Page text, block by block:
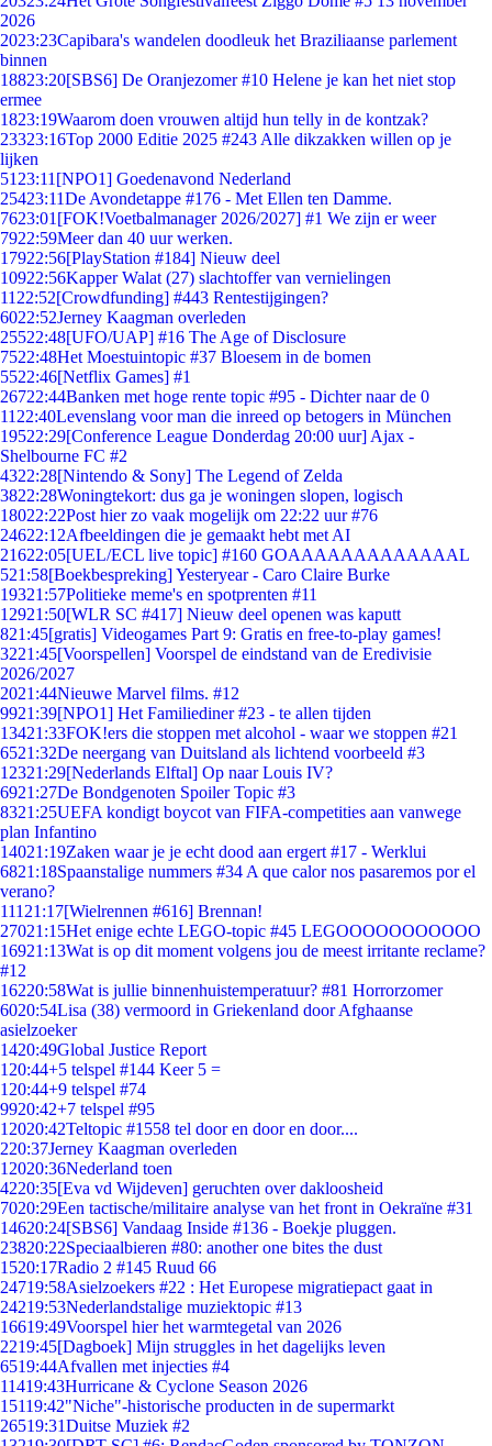
2026
2023:23Capibara's wandelen doodleuk het Braziliaanse parlement
binnen
18823:20[SBS6] De Oranjezomer #10 Helene je kan het niet stop
ermee
1823:19Waarom doen vrouwen altijd hun telly in de kontzak?
23323:16Top 2000 Editie 2025 #243 Alle dikzakken willen op je
lijken
51 23:11 [NPO1] Goedenavond Nederland
25423:11De Avondetappe #176 - Met Ellen ten Damme.
7623:01 [FOK!Voetbalmanager 2026/2027] #1 We zijn er weer
7922:59Meer dan 40 uur werken.
17922:56[PlayStation #184] Nieuw deel
10922:56Kapper Walat (27) slachtoffer van vernielingen
11 22:52[Crowdfunding] #443 Rentestijgingen?
6022:52Jerney Kaagman overleden
25522:48[UFO/UAP] #16 The Age of Disclosure
7522:48Het Moestuintopic #37 Bloesem in de bomen
5522:46[Netflix Games] #1
26722:44Banken met hoge rente topic #95 - Dichter naar de 0
11 22:40Levenslang voor man die inreed op betogers in München
19522:29[Conference League Donderdag 20:00 uur] Ajax -
Shelbourne FC #2
4322:28[Nintendo & Sony] The Legend of Zelda
3822:28Woningtekort: dus ga je woningen slopen, logisch
18022:22Post hier zo vaak mogelijk om 22:22 uur #76
24622:12Afbeeldingen die je gemaakt hebt met AI
21622:05[UEL/ECL live topic] #160 GOAAAAAAAAAAAAAL
521:58[Boekbespreking] Yesteryear - Caro Claire Burke
19321:57Politieke meme's en spotprenten #11
12921:50[WLR SC #417] Nieuw deel openen was kaputt
821:45[gratis] Videogames Part 9: Gratis en free-to-play games!
3221:45[Voorspellen] Voorspel de eindstand van de Eredivisie
2026/2027
2021:44Nieuwe Marvel films. #12
9921:39[NPO1] Het Familiediner #23 - te allen tijden
13421:33FOK!ers die stoppen met alcohol - waar we stoppen #21
6521:32De neergang van Duitsland als lichtend voorbeeld #3
12321:29[Nederlands Elftal] Op naar Louis IV?
6921:27De Bondgenoten Spoiler Topic #3
8321:25UEFA kondigt boycot van FIFA-competities aan vanwege
plan Infantino
14021:19Zaken waar je je echt dood aan ergert #17 - Werklui
6821:18Spaanstalige nummers #34 A que calor nos pasaremos por el
verano?
111 21:17[Wielrennen #616] Brennan!
27021:15Het enige echte LEGO-topic #45 LEGOOOOOOOOOOO
16921:13Wat is op dit moment volgens jou de meest irritante reclame?
#12
16220:58Wat is jullie binnenhuistemperatuur? #81 Horrorzomer
6020:54Lisa (38) vermoord in Griekenland door Afghaanse
asielzoeker
1420:49Global Justice Report
1 20:44+5 telspel #144 Keer 5 =
1 20:44+9 telspel #74
9920:42+7 telspel #95
12020:42Teltopic #1558 tel door en door en door....
220:37Jerney Kaagman overleden
12020:36Nederland toen
4220:35[Eva vd Wijdeven] geruchten over dakloosheid
7020:29Een tactische/militaire analyse van het front in Oekraïne #31
14620:24[SBS6] Vandaag Inside #136 - Boekje pluggen.
23820:22Speciaalbieren #80: another one bites the dust
1520:17Radio 2 #145 Ruud 66
24719:58Asielzoekers #22 : Het Europese migratiepact gaat in
24219:53Nederlandstalige muziektopic #13
16619:49Voorspel hier het warmtegetal van 2026
2219:45[Dagboek] Mijn struggles in het dagelijks leven
6519:44Afvallen met injecties #4
11419:43Hurricane & Cyclone Season 2026
15119:42"Niche"-historische producten in de supermarkt
26519:31Duitse Muziek #2